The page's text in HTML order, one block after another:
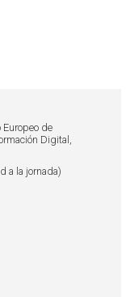
Europeo de
Digital,
a la jornada)